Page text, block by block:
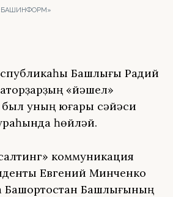
Башлығы Радий
«йәшел»
уның юғары сәйәси
һөйләй.
коммуникация
Евгений Минченко
Башлығының